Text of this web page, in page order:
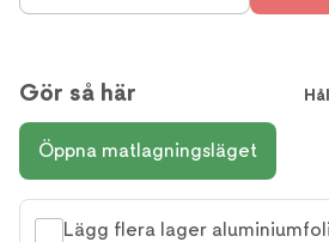
Gör så här
Öppna matlagningsläget
Lägg flera lager